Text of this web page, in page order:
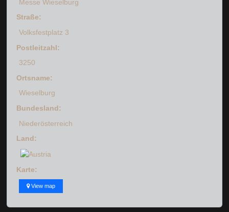
Messe Wieselburg
Straße:
Volksfestplatz 3
Postleitzahl:
3250
Ortsname:
Wieselburg
Bundesland:
Niederösterreich
Land:
Karte:
View map